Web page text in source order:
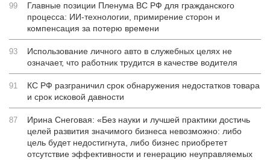
99
Главные позиции Пленума ВС РФ для гражданского
процесса: ИИ-технологии, примирение сторон и
компенсация за потерю времени
93
Использование личного авто в служебных целях не
означает, что работник трудится в качестве водителя
91
КС РФ разграничил срок обнаружения недостатков товара
и срок исковой давности
87
Ирина Снеговая: «Без науки и лучшей практики достичь
целей развития значимого бизнеса невозможно: либо
цель будет недостигнута, либо бизнес приобретет
отсутствие эффективности и генерацию неуправляемых